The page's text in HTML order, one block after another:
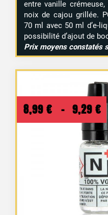
entre vanille
noix de cajou grillée.
70 ml avec 50 ml d’e-
possibilité d’ajout de
Prix moyens constatés
8,99 € – 9,29 €